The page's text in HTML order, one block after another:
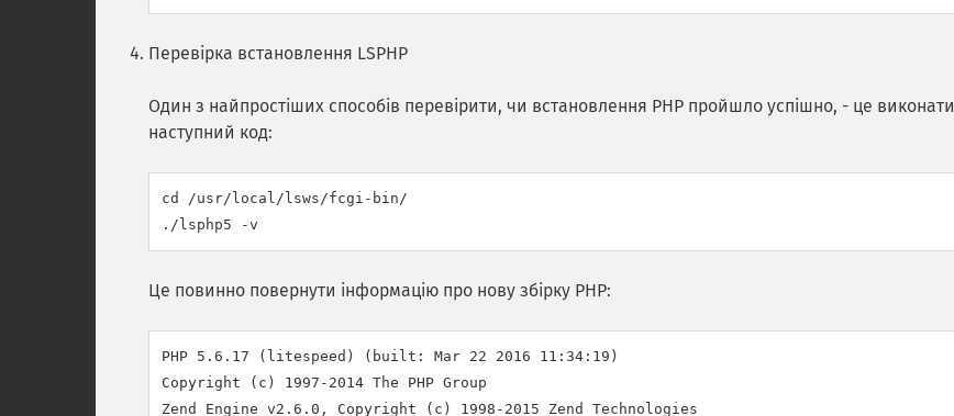
Перевірка встановлення LSPHP
Один з найпростіших способів перевірити, чи встановлення PHP пройшло успішно, - це виконати
наступний код:
cd /usr/local/lsws/fcgi-bin/
Це повинно повернути інформацію про нову збірку PHP:
PHP 5.6.17 (litespeed) (built: Mar 22 2016 11:34:19)
Copyright (c) 1997-2014 The PHP Group